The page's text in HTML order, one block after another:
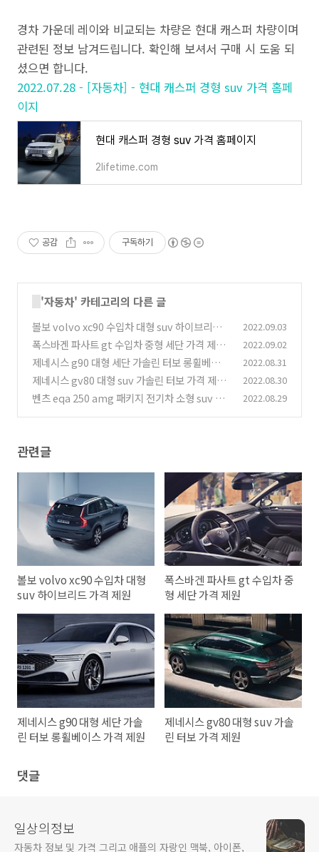
경차 가운데 레이와 비교되는 차량은 현대 캐스퍼 차량이며
관련된 정보 남겨드립니다. 확인해 보셔서 구매 시 도움 되
셨으면 합니다.
2022.07.28 - [자동차] - 현대 캐스퍼 경형 suv 가격 홈페
이지
현대 캐스퍼 경형 suv 가격 홈페이지
2lifetime.com
공감 구독하기
'자동차' 카테고리의 다른 글
볼보 volvo xc90 수입차 대형 suv 하이브리드
가격 제원
(0)
2022.09.03
폭스바겐 파사트 gt 수입차 중형 세단 가격 제원
(0)
2022.09.02
제네시스 g90 대형 세단 가솔린 터보 롱휠베이스
가격 제원
(0)
2022.08.31
제네시스 gv80 대형 suv 가솔린 터보 가격 제원
(0)
2022.08.30
벤츠 eqa 250 amg 패키지 전기차 소형 suv 가
2022.08.29
관련글
볼보 volvo xc90 수입차 대형
suv 하이브리드 가격 제원
폭스바겐 파사트 gt 수입차 중
형 세단 가격 제원
제네시스 g90 대형 세단 가솔
린 터보 롱휠베이스 가격 제원
제네시스 gv80 대형 suv 가솔
린 터보 가격 제원
댓글
일상의정보
자동차 정보 및 가격 그리고 애플의 자랑인 맥북, 아이폰,